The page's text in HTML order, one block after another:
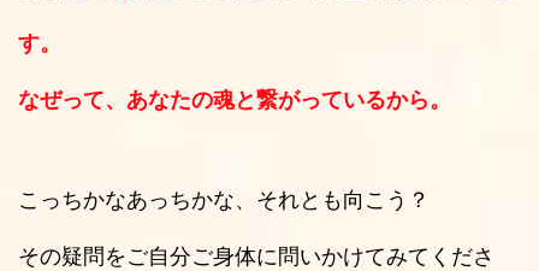
す。
なぜって、あなたの魂と繋がっているから。
こっちかなあっちかな、それとも向こう？
その疑問をご自分ご身体に問いかけてみてくださ